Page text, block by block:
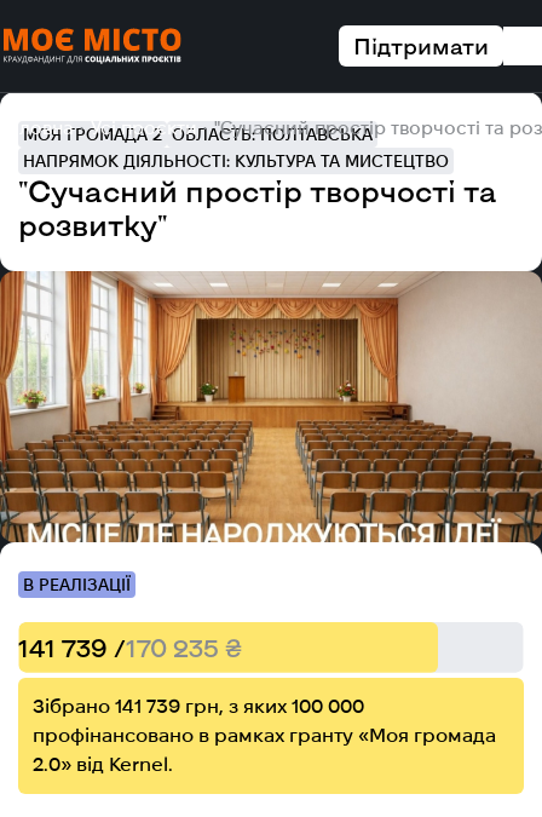
Підтримати
Головна Усі проєкти "Сучасний простір творчості та
МОЯ ГРОМАДА 2 ОБЛАСТЬ: ПОЛТАВСЬКА
НАПРЯМОК ДІЯЛЬНОСТІ: КУЛЬТУРА ТА МИСТЕЦТВО
"Сучасний простір творчості та
розвитку"
В РЕАЛІЗАЦІЇ
141 739 /170 235 ₴
Зібрано 141 739 грн, з яких 100 000
профінансовано в рамках гранту «Моя громада
2.0» від Kernel.